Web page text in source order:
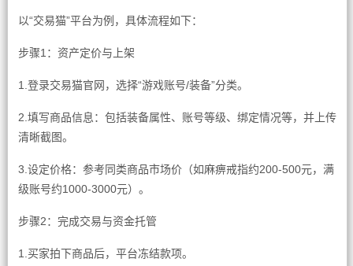
以“交易猫”平台为例，具体流程如下：
步骤1：资产定价与上架
1.登录交易猫官网，选择“游戏账号/装备”分类。
2.填写商品信息：包括装备属性、账号等级、绑定情况等，并上传
清晰截图。
3.设定价格：参考同类商品市场价（如麻痹戒指约200-500元，满
级账号约1000-3000元）。
步骤2：完成交易与资金托管
1.买家拍下商品后，平台冻结款项。